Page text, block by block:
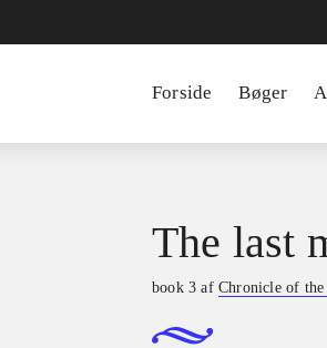
Forside Bøger
The last
book 3 afChronicle of